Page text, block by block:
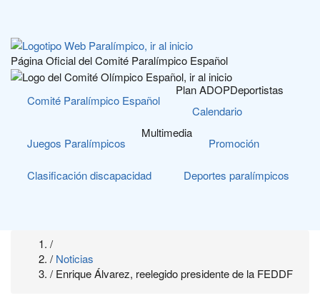
contenido
principal
Página Oficial del Comité Paralímpico Español
Comité Paralímpico Español
Plan ADOPDeportistas
Calendario
Juegos Paralímpicos
Multimedia
Promoción
Clasificación discapacidad Deportes paralímpicos
SOBRESCRIBIR
ENLACES
/Home
/ Noticias
/ Enrique Álvarez, reelegido presidente de la FEDDF